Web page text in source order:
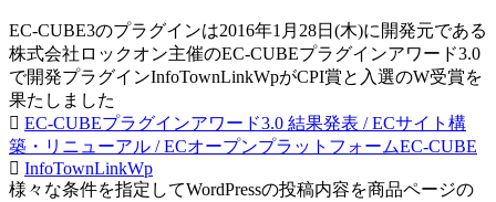
EC-CUBE3のプラグインは2016年1月28日(木)に開発元である
株式会社ロックオン主催のEC-CUBEプラグインアワード3.0
で開発プラグインInfoTownLinkWpがCPI賞と入選のW受賞を
果たしました
EC-CUBEプラグインアワード3.0 結果発表 / ECサイト構
築・リニューアル / ECオープンプラットフォームEC-CUBE
InfoTownLinkWp
様々な条件を指定してWordPressの投稿内容を商品ページの